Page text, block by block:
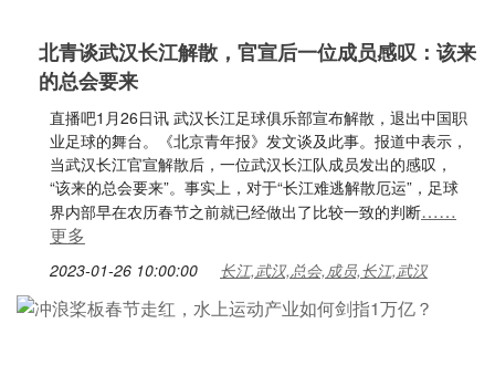
北青谈武汉长江解散，官宣后一位成员感叹：该来
的总会要来
直播吧1月26日讯 武汉长江足球俱乐部宣布解散，退出中国职
业足球的舞台。《北京青年报》发文谈及此事。报道中表示，
当武汉长江官宣解散后，一位武汉长江队成员发出的感叹，
“该来的总会要来”。事实上，对于“长江难逃解散厄运”，足球
界内部早在农历春节之前就已经做出了比较一致的判断……
更多
2023-01-26 10:00:00 长江,武汉,总会,成员,长江,武汉